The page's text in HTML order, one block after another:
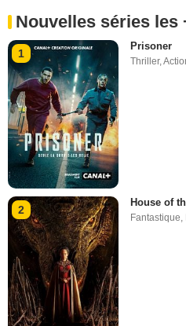
Nouvelles séries les
1
Prisoner
Thriller,
2
House of
Fantastique